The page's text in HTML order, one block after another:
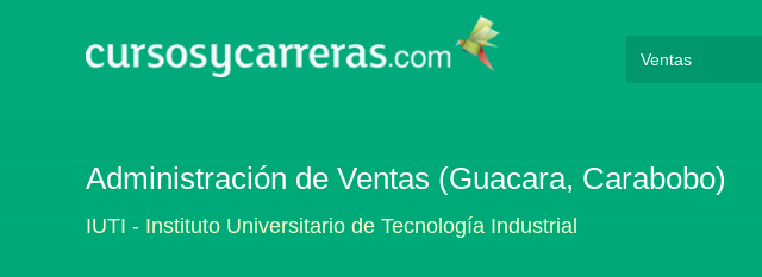
Administración de Ventas (Guacara, Carabobo)
IUTI - Instituto Universitario de Tecnología Industrial